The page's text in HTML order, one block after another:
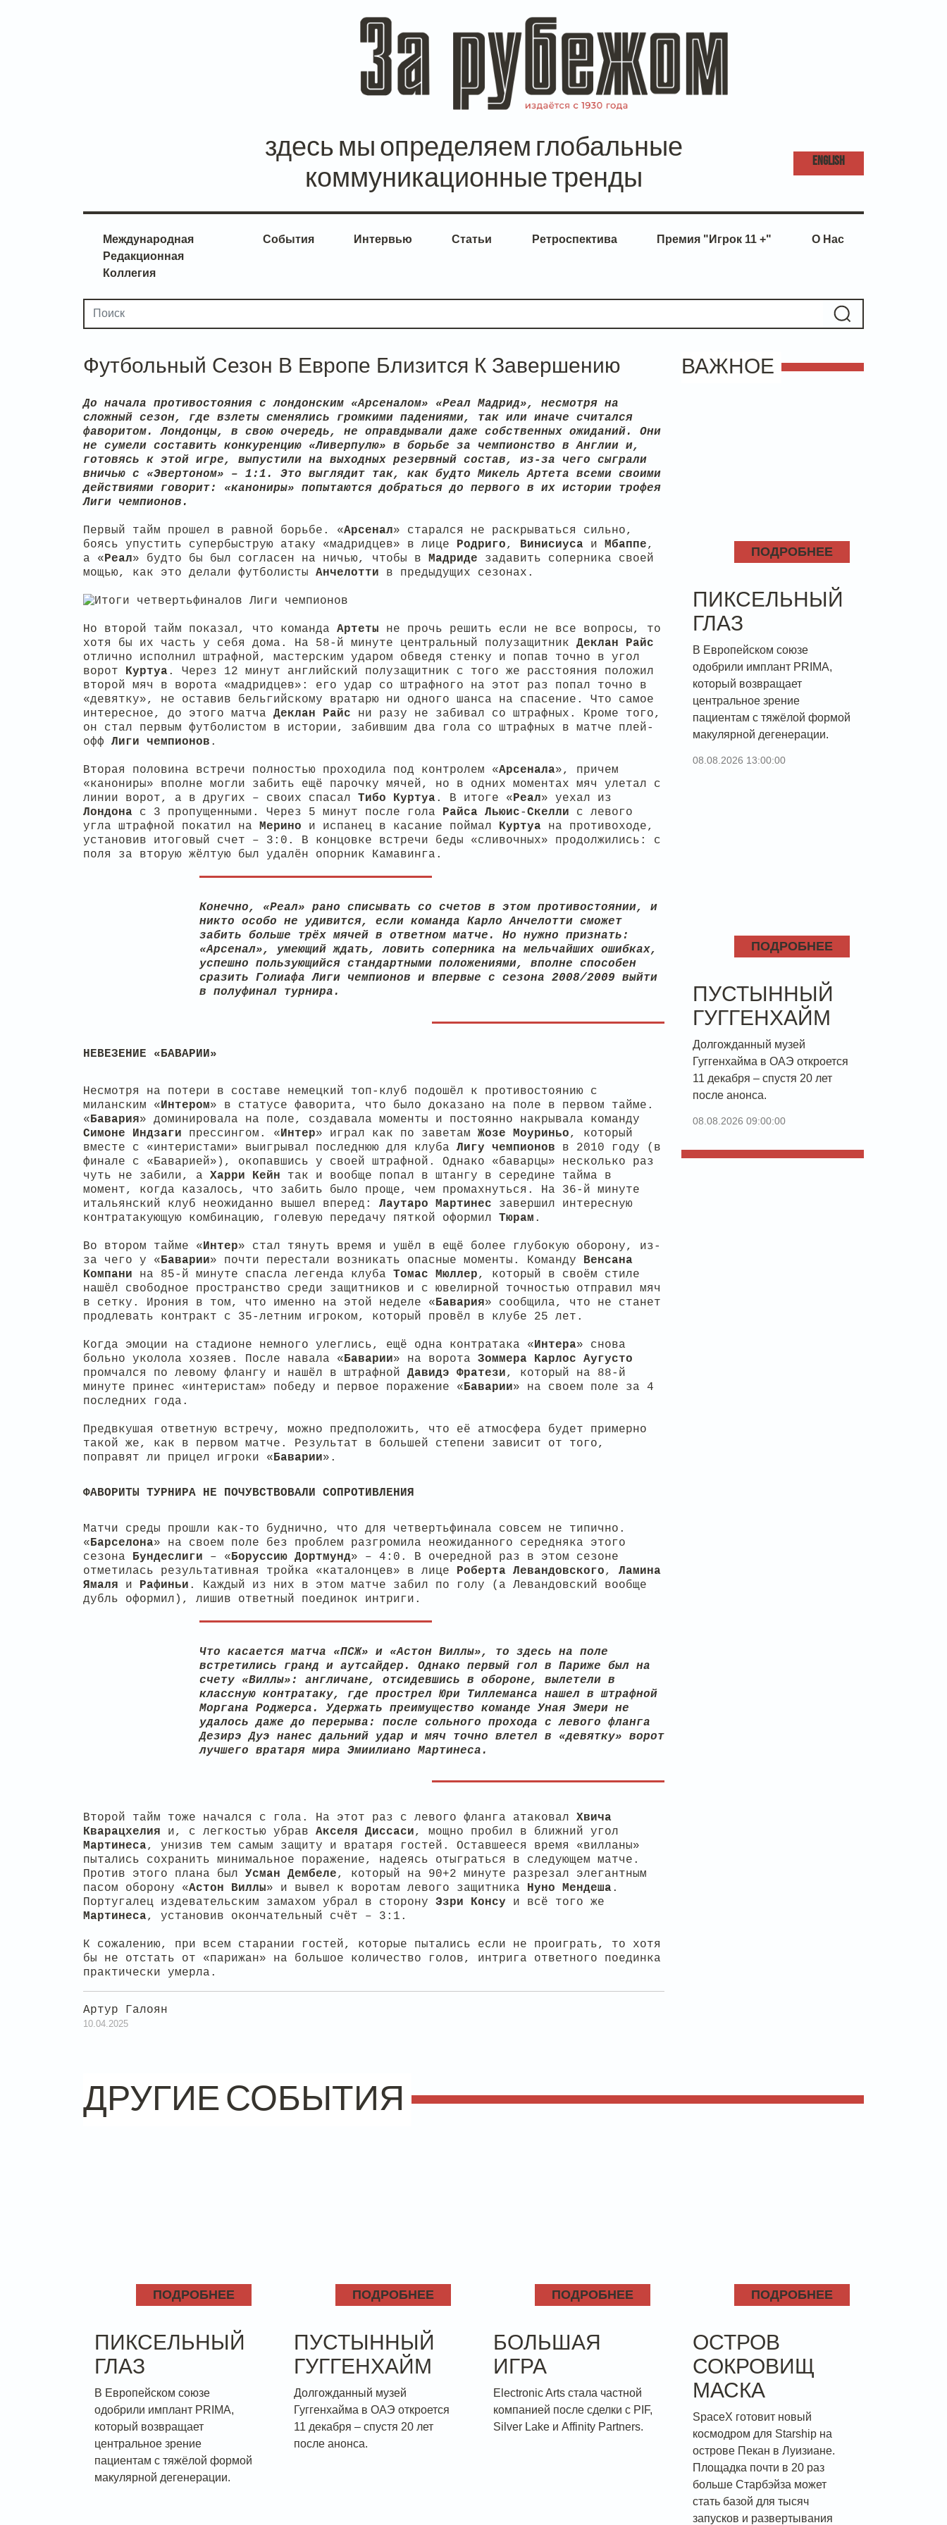
здесь мы определяем глобальные
коммуникационные тренды
ENGLISH
Международная
Редакционная
Коллегия
События Интервью Статьи Ретроспектива Премия "Игрок 11 +" О Нас
Футбольный Сезон В Европе Близится К Завершению
До начала противостояния с лондонским «Арсеналом» «Реал Мадрид», несмотря на
сложный сезон, где взлеты сменялись громкими падениями, так или иначе считался
фаворитом. Лондонцы, в свою очередь, не оправдывали даже собственных ожиданий. Они
не сумели составить конкуренцию «Ливерпулю» в борьбе за чемпионство в Англии и,
готовясь к этой игре, выпустили на выходных резервный состав, из-за чего сыграли
вничью с «Эвертоном» – 1:1. Это выглядит так, как будто Микель Артета всеми своими
действиями говорит: «канониры» попытаются добраться до первого в их истории трофея
Лиги чемпионов.
Первый тайм прошел в равной борьбе. «Арсенал» старался не раскрываться сильно,
боясь упустить супербыструю атаку «мадридцев» в лице Родриго, Винисиуса и Мбаппе,
а «Реал» будто бы был согласен на ничью, чтобы в Мадриде задавить соперника своей
мощью, как это делали футболисты Анчелотти в предыдущих сезонах.
Но второй тайм показал, что команда Артеты не прочь решить если не все вопросы, то
хотя бы их часть у себя дома. На 58-й минуте центральный полузащитник Деклан Райс
отлично исполнил штрафной, мастерским ударом обведя стенку и попав точно в угол
ворот Куртуа. Через 12 минут английский полузащитник с того же расстояния положил
второй мяч в ворота «мадридцев»: его удар со штрафного на этот раз попал точно в
«девятку», не оставив бельгийскому вратарю ни одного шанса на спасение. Что самое
интересное, до этого матча Деклан Райс ни разу не забивал со штрафных. Кроме того,
он стал первым футболистом в истории, забившим два гола со штрафных в матче плей-
офф Лиги чемпионов .
Вторая половина встречи полностью проходила под контролем «Арсенала», причем
«канониры» вполне могли забить ещё парочку мячей, но в одних моментах мяч улетал с
линии ворот, а в других – своих спасал Тибо Куртуа. В итоге «Реал» уехал из
Лондона с 3 пропущенными. Через 5 минут после гола Райса Льюис-Скелли с левого
угла штрафной покатил на Мерино и испанец в касание поймал Куртуа на противоходе,
установив итоговый счет – 3:0. В концовке встречи беды «сливочных» продолжились: с
поля за вторую жёлтую был удалён опорник Камавинга.
Конечно, «Реал» рано списывать со счетов в этом противостоянии, и
никто особо не удивится, если команда Карло Анчелотти сможет
забить больше трёх мячей в ответном матче. Но нужно признать:
«Арсенал», умеющий ждать, ловить соперника на мельчайших ошибках,
успешно пользующийся стандартными положениями, вполне способен
сразить Голиафа Лиги чемпионов и впервые с сезона 2008/2009 выйти
в полуфинал турнира.
НЕВЕЗЕНИЕ «БАВАРИИ»
Несмотря на потери в составе немецкий топ-клуб подошёл к противостоянию с
миланским «Интером» в статусе фаворита, что было доказано на поле в первом тайме.
«Бавария» доминировала на поле, создавала моменты и постоянно накрывала команду
Симоне
Индзаги прессингом. «Интер» играл как по заветам Жозе Моуриньо, который
вместе с «интеристами» выигрывал последнюю для клуба Лигу чемпионов в 2010 году (в
финале с «Баварией»), окопавшись у своей штрафной. Однако «баварцы» несколько раз
чуть не забили, а Харри Кейн так и вообще попал в штангу в середине тайма в
момент, когда казалось, что забить было проще, чем промахнуться. На 36-й минуте
итальянский клуб неожиданно вышел вперед: Лаутаро Мартинес завершил интересную
контратакующую комбинацию, голевую передачу пяткой оформил Тюрам .
Во втором тайме «Интер» стал тянуть время и ушёл в ещё более глубокую оборону, из-
за чего у «Баварии» почти перестали возникать опасные моменты. Команду Венсана
Компани на 85-й минуте спасла легенда клуба Томас Мюллер, который в своём стиле
нашёл свободное пространство среди защитников и с ювелирной точностью отправил мяч
в сетку. Ирония в том, что именно на этой неделе «Бавария» сообщила, что не станет
продлевать контракт с 35-летним игроком, который провёл в клубе 25 лет.
Когда эмоции на стадионе немного улеглись, ещё одна контратака «Интера» снова
больно уколола хозяев. После навала «Баварии» на ворота Зоммера Карлос Аугусто
промчался по левому флангу и нашёл в штрафной Давидэ Фратези, который на 88-й
минуте принес «интеристам» победу и первое поражение «Баварии» на своем поле за 4
последних года.
Предвкушая ответную встречу, можно предположить, что её атмосфера будет примерно
такой же, как в первом матче. Результат в большей степени зависит от того,
поправят ли прицел игроки «Баварии».
ФАВОРИТЫ ТУРНИРА НЕ ПОЧУВСТВОВАЛИ СОПРОТИВЛЕНИЯ
Матчи среды прошли как-то буднично, что для четвертьфинала совсем не типично.
«Барселона» на своем поле без проблем разгромила неожиданного середняка этого
сезона Бундеслиги – «Боруссию Дортмунд» – 4:0. В очередной раз в этом сезоне
отметилась результативная тройка «каталонцев» в лице Роберта Левандовского, Ламина
Ямаля и Рафиньи . Каждый из них в этом матче забил по голу (а Левандовский вообще
дубль оформил), лишив ответный поединок интриги.
Что касается матча «ПСЖ» и «Астон Виллы», то здесь на поле
встретились гранд и аутсайдер. Однако первый гол в Париже был на
счету «Виллы»: англичане, отсидевшись в обороне, вылетели в
классную контратаку, где прострел Юри Тиллеманса нашел в штрафной
Моргана Роджерса. Удержать преимущество команде Уная Эмери не
удалось даже до перерыва: после сольного прохода с левого фланга
Дезирэ Дуэ нанес дальний удар и мяч точно влетел в «девятку» ворот
лучшего вратаря мира Эмиилиано Мартинеса.
Второй тайм тоже начался с гола. На этот раз с левого фланга атаковал Хвича
Кварацхелия и, с легкостью убрав Акселя Диссаси, мощно пробил в ближний угол
Мартинеса, унизив тем самым защиту и вратаря гостей. Оставшееся время «вилланы»
пытались сохранить минимальное поражение, надеясь отыграться в следующем матче.
Против этого плана был Усман Дембеле, который на 90+2 минуте разрезал элегантным
пасом оборону «Астон Виллы» и вывел к воротам левого защитника Нуно Мендеша.
Португалец издевательским замахом убрал в сторону Эзри Консу и всё того же
Мартинеса, установив окончательный счёт – 3:1.
К сожалению, при всем старании гостей, которые пытались если не проиграть, то хотя
бы не отстать от «парижан» на большое количество голов, интрига ответного поединка
практически умерла.
Артур Галоян
10.04.2025
ВАЖНОЕ
ПОДРОБНЕЕ
ПИКСЕЛЬНЫЙ
ГЛАЗ
В Европейском союзе
одобрили имплант PRIMA,
который возвращает
центральное зрение
пациентам с тяжёлой формой
макулярной дегенерации.
08.08.2026 13:00:00
ПОДРОБНЕЕ
ПУСТЫННЫЙ
ГУГГЕНХАЙМ
Долгожданный музей
Гуггенхайма в ОАЭ откроется
11 декабря – спустя 20 лет
после анонса.
08.08.2026 09:00:00
ДРУГИЕ СОБЫТИЯ
ПОДРОБНЕЕ
ПИКСЕЛЬНЫЙ
ГЛАЗ
В Европейском союзе
одобрили имплант PRIMA,
который возвращает
центральное зрение
пациентам с тяжёлой формой
макулярной дегенерации.
ПОДРОБНЕЕ
ПУСТЫННЫЙ
ГУГГЕНХАЙМ
Долгожданный музей
Гуггенхайма в ОАЭ откроется
11 декабря – спустя 20 лет
после анонса.
ПОДРОБНЕЕ
БОЛЬШАЯ
ИГРА
Electronic Arts стала частной
компанией после сделки с PIF,
Silver Lake и Affinity Partners.
ПОДРОБНЕЕ
ОСТРОВ
СОКРОВИЩ
МАСКА
SpaceX готовит новый
космодром для Starship на
острове Пекан в Луизиане.
Площадка почти в 20 раз
больше Старбэйза может
стать базой для тысяч
запусков и развертывания